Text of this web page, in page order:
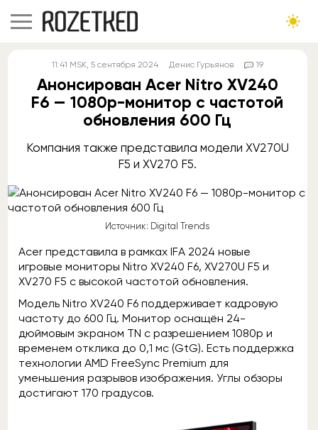
11:41 MSK, 5 сентября 2024 Денис Гурьянов 19
Анонсирован Acer Nitro XV240
F6 — 1080p-монитор с частотой
обновления 600 Гц
Компания также представила модели XV270U
F5 и XV270 F5.
Источник: Digital Trends
Acer представила в рамках IFA 2024 новые
игровые мониторы Nitro XV240 F6, XV270U F5 и
XV270 F5 с высокой частотой обновления.
Модель Nitro XV240 F6 поддерживает кадровую
частоту до 600 Гц. Монитор оснащён 24-
дюймовым экраном TN с разрешением 1080p и
временем отклика до 0,1 мс (GtG). Есть поддержка
технологии AMD FreeSync Premium для
уменьшения разрывов изображения. Углы обзоры
достигают 170 градусов.